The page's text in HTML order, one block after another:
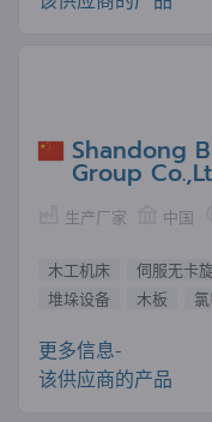
Shandong
Group
生产厂家 中国
木工机床 伺服无卡
堆垛设备
木板
更多信息-
该供应商的产品